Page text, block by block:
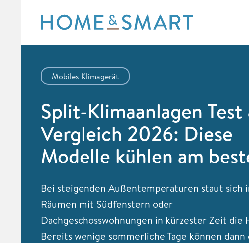
content
Mobiles Klimagerät
Split-Klimaanlagen Test
Vergleich 2026: Diese
Modelle kühlen am
Bei steigenden Außentemperaturen staut sich
Räumen mit Südfenstern oder
Dachgeschosswohnungen in kürzester Zeit die
Bereits wenige sommerliche Tage können dann